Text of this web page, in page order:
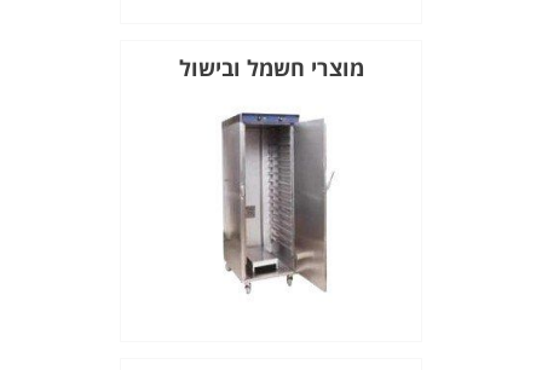
מוצרי חשמל ובישול